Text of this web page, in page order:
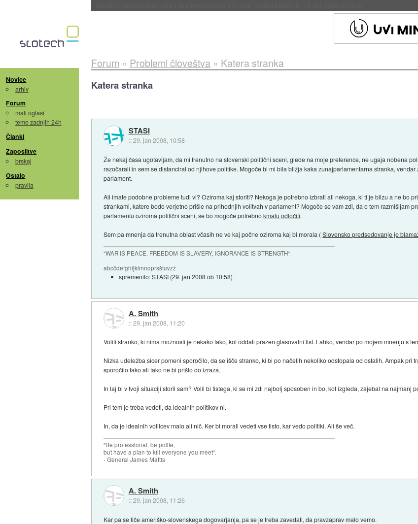
Novice
arhiv
Forum
mali oglasi
teme zadnjih 24h
Članki
Zaposlitve
brskaj
Ostalo
pravila
Forum » Problemi človeštva» Katera stranka
Katera stranka
STASI
::29. jan 2008, 10:58
Že nekaj časa ugotavljam, da mi trenutno na slovenski politični sceni, glede na moje preference, ne ugaja nobena
razočarali in sem se distanciral od njihove politike. Mogoče bi mi bila bližja kaka zunajparlamentarna stranka,
parlament.
Ali imate podobne probleme tudi vi? Oziroma kaj storiti? Nekoga je potrebno izbrati ali nekoga, ki ti je blizu a ne bo
strankami, katere bodo verjetno prišle na prihodnjih volitvah v parlament? Mogoče se vam zdi, da o tem razmišljam
parlamentu oziroma politični sceni, se bo mogoče potrebnokmalu odločiti.
Sem pa mnenja da trenutna oblast včasih ne ve kaj počne oziroma kaj bi morala (Slovensko predsedovanje je
"WAR IS PEACE, FREEDOM IS SLAVERY, IGNORANCE IS STRENGTH"
abcčdefghijklmnoprsštuvzž
spremenilo:STASI (29. jan 2008 ob 10:58)
A. Smith
::29. jan 2008, 11:20
Voliti stranko, ki nima možnosti je nekako tako, kot oddati prazen glasovalni list. Lahko, vendar po mojem mnenju s
Nizka udeležba sicer pomeni sporočilo, da se išče stranko, ki bi po načelih nekoliko odstopala od ostalih. Ampak pri
sporočilo tako ali tako ne bi prišlo do izraza.
In laj bi v tvoji situaciji storil sam? Volil bi tistega, ki se mi zdi najbolj sposoben in bo, kot izgleda, zajebal na najmanj
Pri tem je treba vedeti, da idealnih politikov ni.
In, da je idealnih volilcev malo ali nič. Ker bi morali vedeti vse tisto, kar vedo politiki. Ali še več.
"Be professional, be polite,
but have a plan to kill everyone you meet".
- General James Mattis
A. Smith
::29. jan 2008, 11:26
Kar pa se tiče ameriško-slovenskega dogovarjanja, pa se je treba zavedati, da pravzaprav malo vemo.